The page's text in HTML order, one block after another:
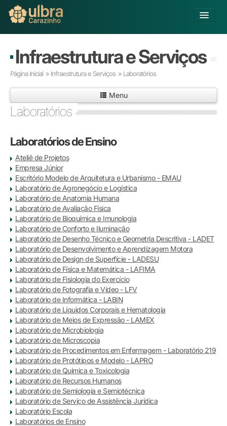
Buscar
Já sou Aluno
Matricule-se
Pós-graduação
Educação a Distância
Pesquisa
Extensão
Infraestrutura e Serviços
Inovação
Sobre a ULBRA
Infraestrutura e Serviços
Página Inicial » Infraestrutura e Serviços » Laboratórios
Menu
Laboratórios
Laboratórios de Ensino
Ateliê de Projetos
Empresa Júnior
Escritório Modelo de Arquitetura e Urbanismo - EMAU
Laboratório de Agronegócio e Logística
Laboratório de Anatomia Humana
Laboratório de Avaliação Física
Laboratório de Bioquímica e Imunologia
Laboratório de Conforto e Iluminação
Laboratório de Desenho Técnico e Geometria Descritiva - LADET
Laboratório de Desenvolvimento e Aprendizagem Motora
Laboratório de Design de Superfície - LADESU
Laboratório de Física e Matemática - LAFIMA
Laboratório de Fisiologia do Exercício
Laboratório de Fotografia e Vídeo - LFV
Laboratório de Informática - LABIN
Laboratório de Líquidos Corporais e Hematologia
Laboratório de Meios de Expressão - LAMEX
Laboratório de Microbiologia
Laboratório de Microscopia
Laboratório de Procedimentos em Enfermagem - Laboratório 219
Laboratório de Protótipos e Modelo - LAPRO
Laboratório de Química e Toxicologia
Laboratório de Recursos Humanos
Laboratório de Semiologia e Semiotécnica
Laboratório de Serviço de Assistência Jurídica
Laboratório Escola
Laboratórios de Ensino